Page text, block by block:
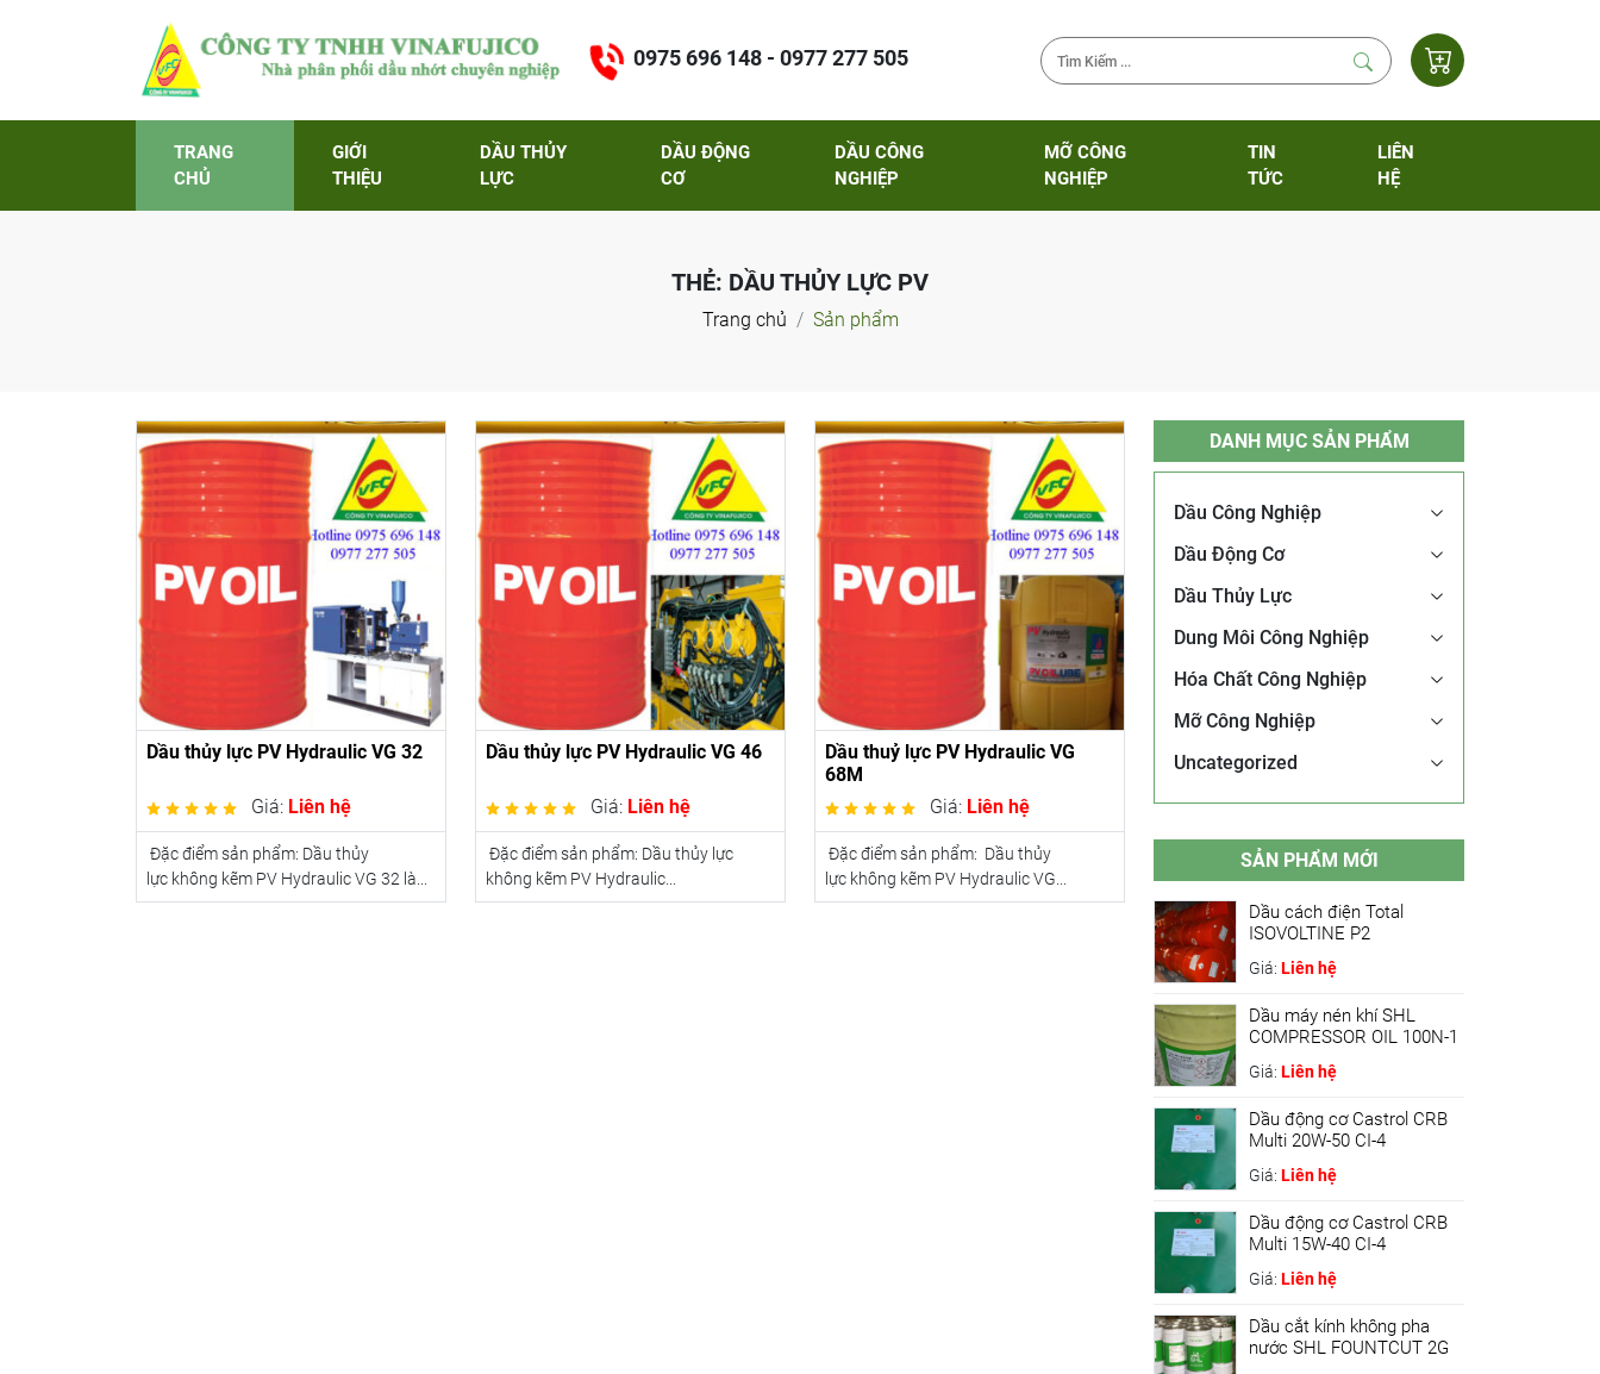
0975 696 148 - 0977 277 505
TRANG
CHỦ
GIỚI
THIỆU
DẦU THỦY
LỰC
DẦU ĐỘNG
CƠ
DẦU CÔNG
NGHIỆP
MỠ CÔNG
NGHIỆP
TIN
TỨC
LIÊN
HỆ
THẺ: DẦU THỦY LỰC PV
Trang chủ Sản phẩm
Dầu thủy lực PV Hydraulic VG 32
Giá: Liên hệ
Đặc điểm sản phẩm: Dầu thủy
lực không kẽm PV Hydraulic VG 32 là...
Dầu thủy lực PV Hydraulic VG 46
Giá: Liên hệ
Đặc điểm sản phẩm: Dầu thủy lực
không kẽm PV Hydraulic...
Dầu thuỷ lực PV Hydraulic VG
68M
Giá: Liên hệ
Đặc điểm sản phẩm: Dầu thủy
lực không kẽm PV Hydraulic VG...
DANH MỤC SẢN PHẨM
Dầu Công Nghiệp
Dầu Động Cơ
Dầu Thủy Lực
Dung Môi Công Nghiệp
Hóa Chất Công Nghiệp
Mỡ Công Nghiệp
Uncategorized
SẢN PHẨM MỚI
Dầu cách điện Total
ISOVOLTINE P2
Giá: Liên hệ
Dầu máy nén khí SHL
COMPRESSOR OIL 100N-1
Giá: Liên hệ
Dầu động cơ Castrol CRB
Multi 20W-50 CI-4
Giá: Liên hệ
Dầu động cơ Castrol CRB
Multi 15W-40 CI-4
Giá: Liên hệ
Dầu cắt kính không pha
nước SHL FOUNTCUT 2G